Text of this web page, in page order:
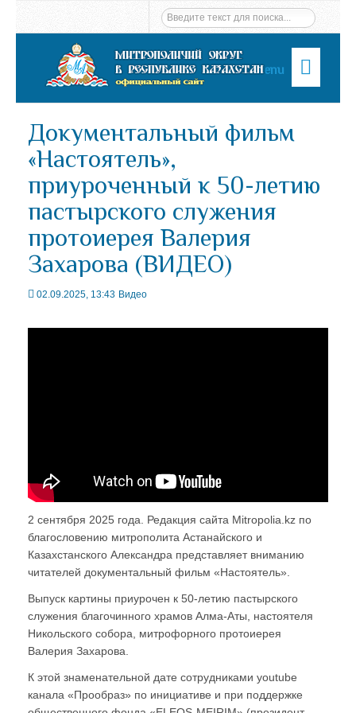
Menu
Документальный фильм
«Настоятель»,
приуроченный к 50-летию
пастырского служения
протоиерея Валерия
Захарова (ВИДЕО)
02.09.2025, 13:43 Видео
2 сентября 2025 года. Редакция сайта Mitropolia.kz по
благословению митрополита Астанайского и
Казахстанского Александра представляет вниманию
читателей документальный фильм «Настоятель».
Выпуск картины приурочен к 50-летию пастырского
служения благочинного храмов Алма-Аты, настоятеля
Никольского собора, митрофорного протоиерея
Валерия Захарова.
К этой знаменательной дате сотрудниками youtube
канала «Прообраз» по инициативе и при поддержке